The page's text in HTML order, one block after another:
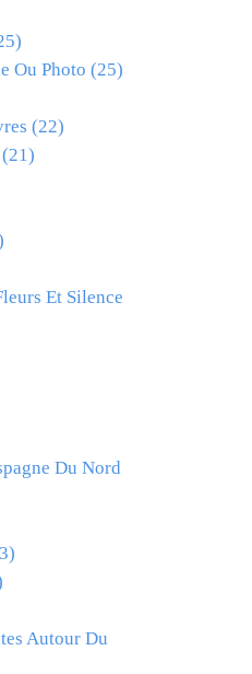
Ou Photo (25)
(22)
(21)
Et Silence
Du Nord
Autour Du